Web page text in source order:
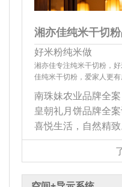
湘亦佳纯米干切
好米粉纯米做
湘亦佳专注纯米干切粉，
佳纯米干切粉，爱家人更有
南珠妹农业品牌全案
皇朝礼月饼品牌全
喜悦生活，自然精致